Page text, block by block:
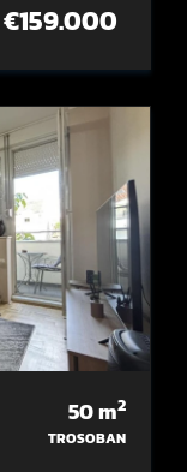
€159.000
50m2
TROSOBAN